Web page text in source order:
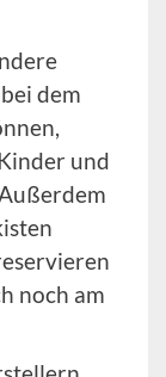
dem
und
noch am